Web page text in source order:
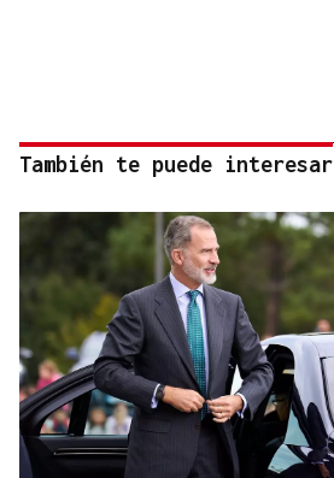
También te puede interesar